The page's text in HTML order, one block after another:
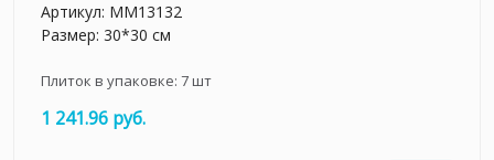
Артикул: MM13132
Размер: 30*30 см
Плиток в упаковке: 7шт
1 241.96 руб.